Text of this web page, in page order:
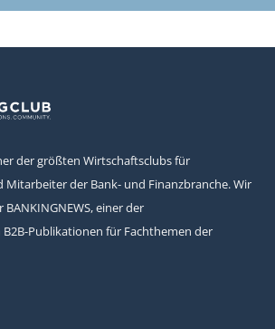
der größten Wirtschaftsclubs für
der Bank- und Finanzbranche. Wir
einer der
Publikationen für Fachthemen der